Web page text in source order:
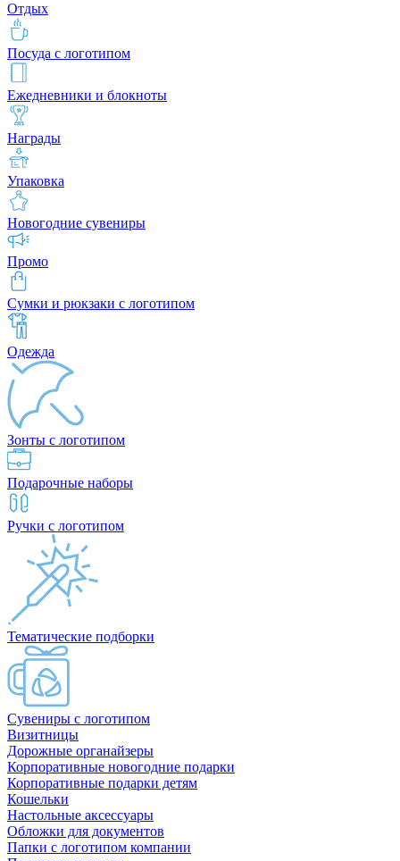
Отдых
Посуда с логотипом
Ежедневники и блокноты
Награды
Упаковка
Новогодние сувениры
Промо
Сумки и рюкзаки с логотипом
Одежда
Зонты с логотипом
Подарочные наборы
Ручки с логотипом
Тематические подборки
Сувениры с логотипом
Визитницы
Дорожные органайзеры
Корпоративные новогодние подарки
Корпоративные подарки детям
Кошельки
Настольные аксессуары
Обложки для документов
Папки с логотипом компании